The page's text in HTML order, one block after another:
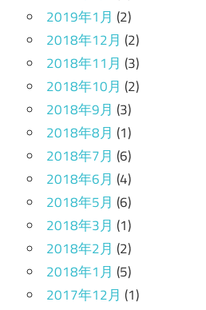
2019年1月 (2)
2018年12月 (2)
2018年11月 (3)
2018年10月 (2)
2018年9月 (3)
2018年8月 (1)
2018年7月 (6)
2018年6月 (4)
2018年5月 (6)
2018年3月 (1)
2018年2月 (2)
2018年1月 (5)
2017年12月 (1)